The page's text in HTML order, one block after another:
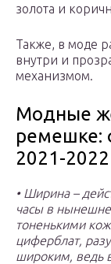
золота и
Также, в моде
внутри и
механизмом.
Модные
ремешке:
2021-2022
• Ширина –
часы в
тоненькими
циферблат,
широким, ведь